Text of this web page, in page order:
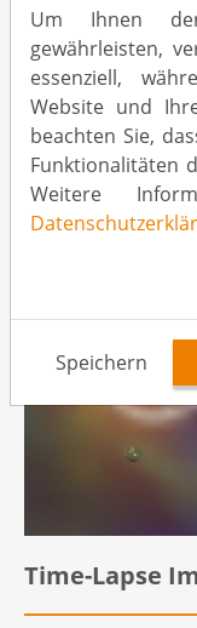
unterstützt den
Lesen Siehier
funktioniert und
Time-Lapse
Um Ihnen
gewährleisten,
essenziell,
Website und
beachten Sie,
Funktionalitäten
Weitere
Speichern